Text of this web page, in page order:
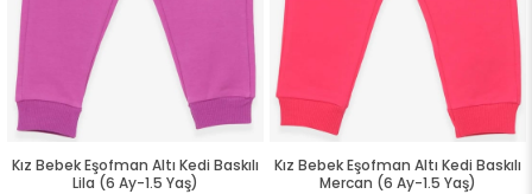
Kız Bebek Eşofman Altı Kedi Baskılı
Lila (6 Ay-1.5 Yaş)
Kız Bebek Eşofman Altı Kedi Baskılı
Mercan (6 Ay-1.5 Yaş)